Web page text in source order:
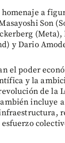
a
Son
(Meta),
y Dario
el poder
y la
de la
incluye